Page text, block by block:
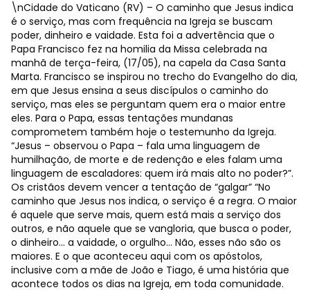
\nCidade do Vaticano (RV) – O caminho que Jesus indica
é o serviço, mas com frequência na Igreja se buscam
poder, dinheiro e vaidade. Esta foi a advertência que o
Papa Francisco fez na homilia da Missa celebrada na
manhã de terça-feira, (17/05), na capela da Casa Santa
Marta. Francisco se inspirou no trecho do Evangelho do dia,
em que Jesus ensina a seus discípulos o caminho do
serviço, mas eles se perguntam quem era o maior entre
eles. Para o Papa, essas tentações mundanas
comprometem também hoje o testemunho da Igreja.
“Jesus – observou o Papa – fala uma linguagem de
humilhação, de morte e de redenção e eles falam uma
linguagem de escaladores: quem irá mais alto no poder?”.
Os cristãos devem vencer a tentação de “galgar” “No
caminho que Jesus nos indica, o serviço é a regra. O maior
é aquele que serve mais, quem está mais a serviço dos
outros, e não aquele que se vangloria, que busca o poder,
o dinheiro... a vaidade, o orgulho… Não, esses não são os
maiores. E o que aconteceu aqui com os apóstolos,
inclusive com a mãe de João e Tiago, é uma história que
acontece todos os dias na Igreja, em toda comunidade.